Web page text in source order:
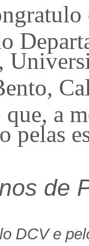
a
pelas
de
DCV e